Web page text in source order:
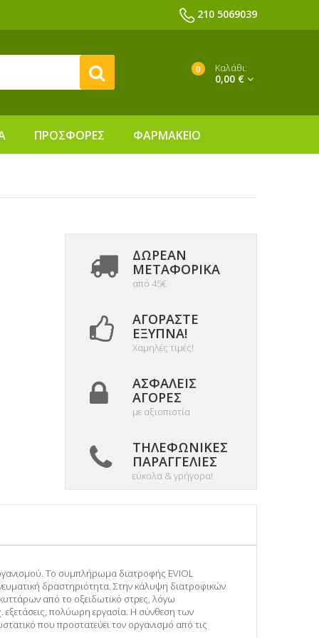
210 5069039
0 Καλάθι:
0,00 €
ΠΡΟΣΦΟΡΕΣ ΦΑΡΜΑΚΕΙΟ
ΔΩΡΕΑΝ
ΜΕΤΑΦΟΡΙΚΆ
από 45€
ΑΓΟΡΆΣΤΕ
ΈΞΥΠΝΑ!
Χαμηλές τιμές!
ΑΣΦΑΛΕΊΣ
ΑΓΟΡΈΣ
με αξιοπιστία
ΤΗΛΕΦΩΝΙΚΈΣ
ΠΑΡΑΓΓΕΛΊΕΣ
εύκολα & γρήγορα!
Το συμπλήρωμα διατροφής EVIOL
δραστηριότητα. Στην κάλυψη διατροφικών
από το οξειδωτικό στρες, λόγω
εξετάσεις, πολύωρη εργασία. Η σύνθεση των
που προστατεύει τον οργανισμό από τις